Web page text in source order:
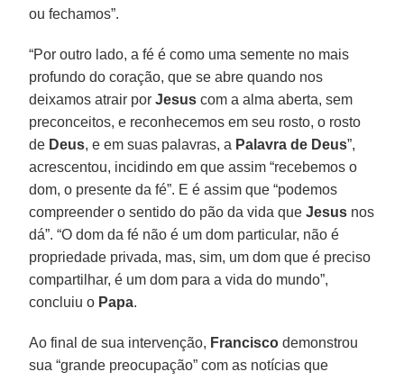
ou fechamos”.
“Por outro lado, a fé é como uma semente no mais
profundo do coração, que se abre quando nos
deixamos atrair porJesus com a alma aberta, sem
preconceitos, e reconhecemos em seu rosto, o rosto
de Deus, e em suas palavras, a Palavra de Deus”,
acrescentou, incidindo em que assim “recebemos o
dom, o presente da fé”. E é assim que “podemos
compreender o sentido do pão da vida queJesus nos
dá”. “O dom da fé não é um dom particular, não é
propriedade privada, mas, sim, um dom que é preciso
compartilhar, é um dom para a vida do mundo”,
concluiu o Papa.
Ao final de sua intervenção, Francisco demonstrou
sua “grande preocupação” com as notícias que